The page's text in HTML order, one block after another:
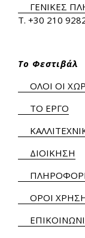
ΓΕΝΙΚΕΣ
Τ. +30 210
Το Φεστιβάλ
ΟΛΟΙ ΟΙ
ΤΟ ΕΡΓΟ
ΔΙΟΙΚΗΣΗ
ΟΡΟΙ